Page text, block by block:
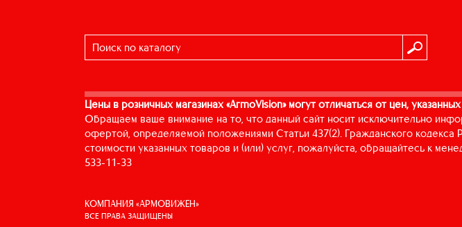
Цены в розничных магазинах «ArmoVision» могут отличаться от цен,
Обращаем ваше внимание на то, что данный сайт носит исключительно
офертой, определяемой положениями Статьи 437(2). Гражданского
стоимости указанных товаров и (или) услуг, пожалуйста, обращайтесь к
533-11-33
КОМПАНИЯ «АРМОВИЖЕН»
ВСЕ ПРАВА ЗАЩИЩЕНЫ